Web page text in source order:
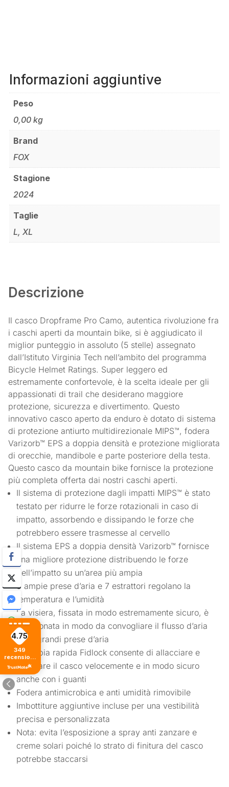
Informazioni aggiuntive
Peso
0,00 kg
Brand
FOX
Stagione
2024
Taglie
L, XL
Descrizione
Il casco Dropframe Pro Camo, autentica rivoluzione fra
i caschi aperti da mountain bike, si è aggiudicato il
miglior punteggio in assoluto (5 stelle) assegnato
dall’Istituto Virginia Tech nell’ambito del programma
Bicycle Helmet Ratings. Super leggero ed
estremamente confortevole, è la scelta ideale per gli
appassionati di trail che desiderano maggiore
protezione, sicurezza e divertimento. Questo
innovativo casco aperto da enduro è dotato di sistema
di protezione antiurto multidirezionale MIPS™, fodera
Varizorb™ EPS a doppia densità e protezione migliorata
di orecchie, mandibole e parte posteriore della testa.
Questo casco da mountain bike fornisce la protezione
più completa offerta dai nostri caschi aperti.
Il sistema di protezione dagli impatti MIPS™ è stato
testato per ridurre le forze rotazionali in caso di
impatto, assorbendo e dissipando le forze che
potrebbero essere trasmesse al cervello
Il sistema EPS a doppia densità Varizorb™ fornisce
una migliore protezione distribuendo le forze
dell’impatto su un’area più ampia
8 ampie prese d’aria e 7 estrattori regolano la
temperatura e l’umidità
La visiera, fissata in modo estremamente sicuro, è
posizionata in modo da convogliare il flusso d’aria
nelle grandi prese d’aria
La fibbia rapida Fidlock consente di allacciare e
slacciare il casco velocemente e in modo sicuro
anche con i guanti
Fodera antimicrobica e anti umidità rimovibile
Imbottiture aggiuntive incluse per una vestibilità
precisa e personalizzata
Nota: evita l’esposizione a spray anti zanzare e
creme solari poiché lo strato di finitura del casco
potrebbe staccarsi
4.75
349
recensioni
di tutti i
tempi